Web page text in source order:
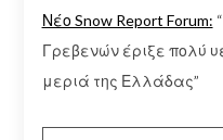
Νέο Snow Report Forum:
Γρεβενών έριξε πολύ
μεριά της Ελλάδας”